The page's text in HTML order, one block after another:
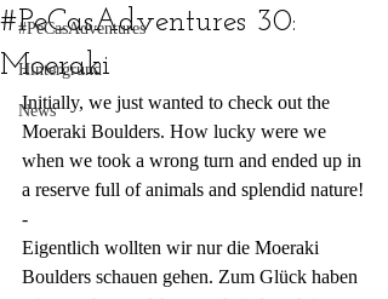
#PeCasAdventures
Hintergrund
News
#PeCasAdventures 30:
Moeraki
Initially, we just wanted to check out the
Moeraki Boulders. How lucky were we
when we took a wrong turn and ended up in
a reserve full of animals and splendid nature!
-
Eigentlich wollten wir nur die Moeraki
Boulders schauen gehen. Zum Glück haben